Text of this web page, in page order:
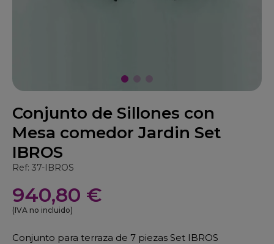
Conjunto de Sillones con
Mesa comedor Jardin Set
IBROS
Ref: 37-IBROS
940,80 €
(IVA no incluido)
Conjunto para terraza de 7 piezas Set IBROS